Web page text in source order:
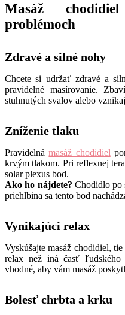
Masáž
problémoch
Zdravé a silné nohy
Chcete si udržať zdravé a
pravidelné masírovanie.
stuhnutých svalov alebo
Zníženie tlaku
Pravidelnámasáž chodidiel
krvým tlakom. Pri reflexnej
solar plexus bod.
Ako ho nájdete? Chodidlo po
priehlbina sa tento bod
Vynikajúci relax
Vyskúšajte masáž chodidiel,
relax než iná časť
vhodné, aby vám masáž
Bolesť chrbta a krku